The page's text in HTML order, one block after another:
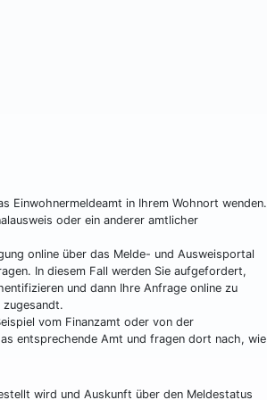
Einwohnermeldeamt in Ihrem Wohnort wenden.
oder ein anderer amtlicher
online über das Melde- und Ausweisportal
In diesem Fall werden Sie aufgefordert,
und dann Ihre Anfrage online zu
zugesandt.
vom Finanzamt oder von der
entsprechende Amt und fragen dort nach, wie
wird und Auskunft über den Meldestatus